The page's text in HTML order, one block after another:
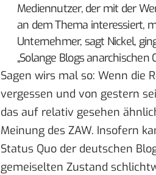
Mediennutzer, der mit der
an dem Thema interessiert,
Unternehmer, sagt Nickel,
„Solange Blogs
Sagen wirs mal so: Wenn die
vergessen und von gestern
das auf relativ gesehen
Meinung des ZAW. Insofern
Status Quo der deutschen
gemeiselten Zustand